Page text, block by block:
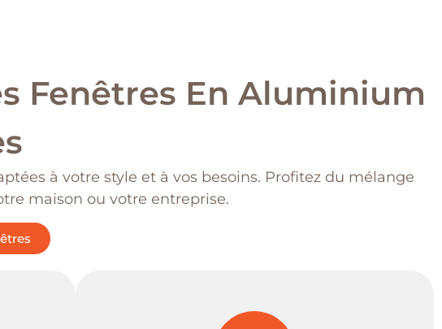
Fenêtres En Aluminium
à votre style et à vos besoins. Profitez du mélange
maison ou votre entreprise.